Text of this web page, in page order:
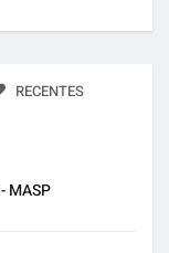
RECENTES
MASP